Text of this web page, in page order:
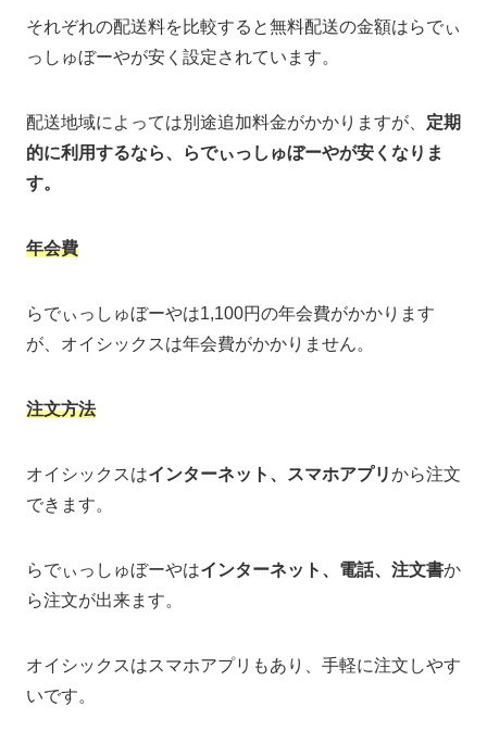
それぞれの配送料を比較すると無料配送の金額はらでぃ
っしゅぼーやが安く設定されています。
配送地域によっては別途追加料金がかかりますが、 定期
的に利用するなら、らでぃっしゅぼーやが安くなりま
す。
年会費
らでぃっしゅぼーやは1,100円の年会費がかかります
が、オイシックスは年会費がかかりません。
注文方法
オイシックスはインターネット、スマホアプリから注文
できます。
らでぃっしゅぼーやはインターネット、電話、注文書か
ら注文が出来ます。
オイシックスはスマホアプリもあり、手軽に注文しやす
いです。